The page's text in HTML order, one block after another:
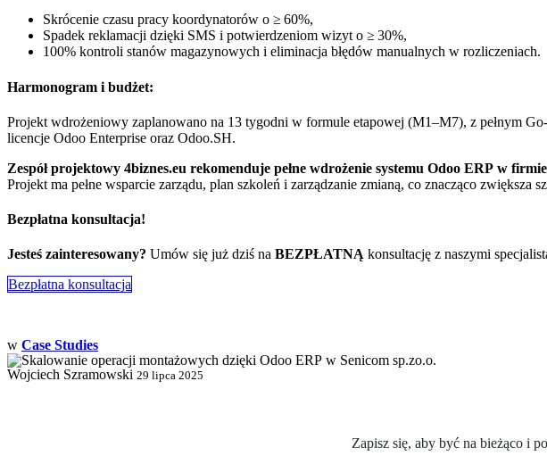
Skrócenie czasu pracy koordynatorów o ≥ 60%,
Spadek reklamacji dzięki SMS i potwierdzeniom wizyt o ≥ 30%,
100% kontroli stanów magazynowych i eliminacja błędów manualnych w rozliczeniach.
Harmonogram i budżet:
Projekt wdrożeniowy zaplanowano na 13 tygodni w formule etapowej (M1–M7), z pełnym
licencje Odoo Enterprise oraz Odoo.SH.
Zespół projektowy 4biznes.eu rekomenduje pełne wdrożenie systemu Odoo ERP w
Projekt ma pełne wsparcie zarządu, plan szkoleń i zarządzanie zmianą, co znacząco zwiększa
Bezpłatna konsultacja!
Jesteś zainteresowany? Umów się już dziś na BEZPŁATNĄ konsultację z naszymi
Bezpłatna konsultacja​​​​
w Case Studies
Wojciech Szramowski 29 lipca 2025
Zapisz się, aby być na bieżąco i